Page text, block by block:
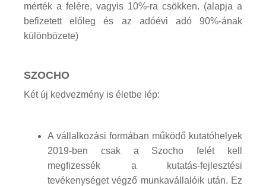
mérték a felére, vagyis 10%-ra csökken. (alapja a
befizetett előleg és az adóévi adó 90%-ának
különbözete)
SZOCHO
Két új kedvezmény is életbe lép:
A vállalkozási formában működő kutatóhelyek
2019-ben csak a Szocho felét kell
megfizessék a kutatás-fejlesztési
tevékenységet végző munkavállalóik után. Ez